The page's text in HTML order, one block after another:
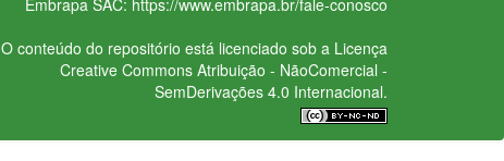
O conteúdo do repositório está licenciado sob a Licença
Creative CommonsAtribuição - NãoComercial -
SemDerivações 4.0 Internacional.